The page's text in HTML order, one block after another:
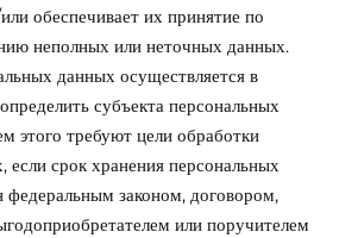
обеспечивает их принятие по
неполных или неточных данных.
данных осуществляется в
субъекта персональных
этого требуют цели обработки
если срок хранения персональных
федеральным законом, договором,
или поручителем